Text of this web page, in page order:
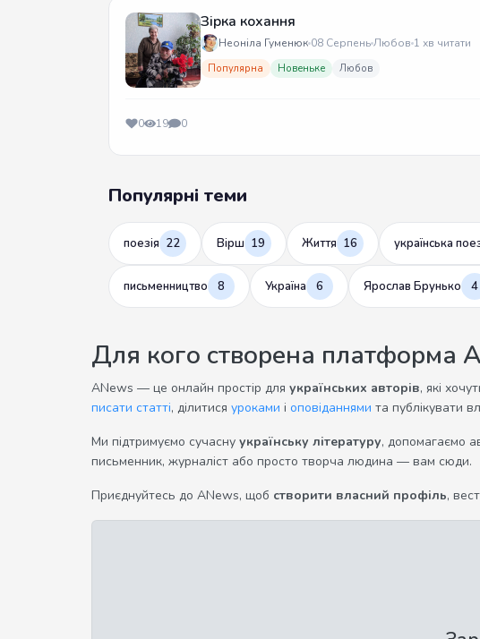
Зірка кохання
Неоніла Гуменюк 08 СерпеньЛюбов 1 хв читати
Популярна Новеньке Любов
0 19 0
Популярні теми
поезія 22 Вірш 19 Життя 16 українська
письменництво 8 Україна 6 Ярослав Брунько 4
Для кого створена платформа
ANews — це онлайн простір для українських авторів, які
писати статті, ділитися уроками і оповіданнями та публікувати
Ми підтримуємо сучасну українську літературу, допомагаємо
письменник, журналіст або просто творча людина — вам сюди.
Приєднуйтесь до ANews, щоб створити власний профіль,